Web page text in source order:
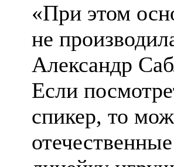
«При этом
не
Александр
Если
спикер, то